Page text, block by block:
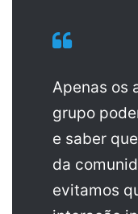
Apenas os
grupo
e saber
da
evitamos